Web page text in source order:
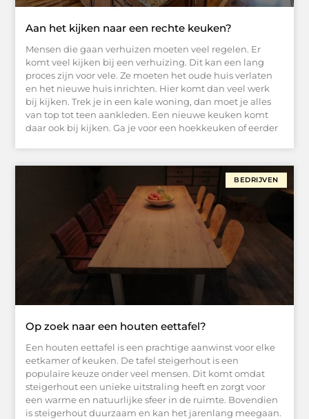
Aan het kijken naar een rechte keuken?
Mensen die gaan verhuizen moeten veel regelen. Er
komt veel kijken bij een verhuizing. Dit kan een lang
proces zijn voor vele. Ze moeten het oude huis verlaten
en het nieuwe huis inrichten. Hier komt dan veel werk
bij kijken. Trek je in een kale woning, dan moet je alles
van top tot teen aankleden. Een nieuwe keuken komt
daar ook bij kijken. Ga je voor een hoekkeuken of eerder
BEDRIJVEN
Op zoek naar een houten eettafel?
Een houten eettafel is een prachtige aanwinst voor elke
eetkamer of keuken. De tafel steigerhout is een
populaire keuze onder veel mensen. Dit komt omdat
steigerhout een unieke uitstraling heeft en zorgt voor
een warme en natuurlijke sfeer in de ruimte. Bovendien
is steigerhout duurzaam en kan het jarenlang meegaan.